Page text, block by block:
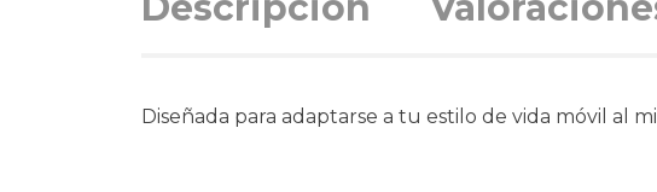
Diseñada para adaptarse a tu estilo de vida móvil